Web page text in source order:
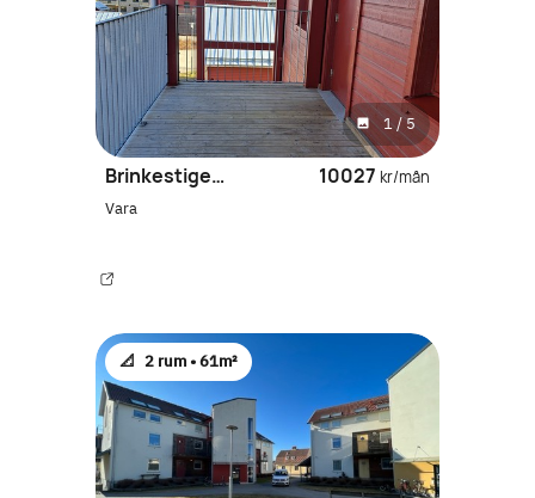
1 /5
Brinkestigen 8D 10027 kr/mån
Vara
📐 2 rum •61m²